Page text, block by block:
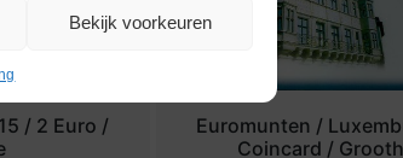
Bekijk voorkeuren
/ 2 Euro /
Euromunten /
Coincard /